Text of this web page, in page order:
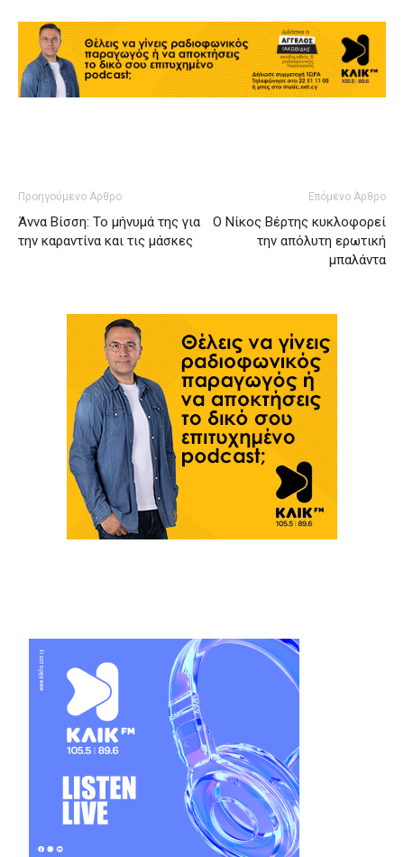
Προηγούμενο Άρθρο
Άννα Βίσση: Το μήνυμά της για
την καραντίνα και τις μάσκες
Επόμενο Άρθρο
Ο Νίκος Βέρτης κυκλοφορεί
την απόλυτη ερωτική
μπαλάντα